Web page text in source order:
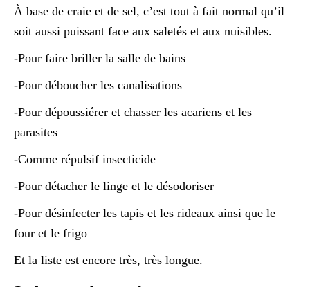
À base de craie et de sel, c’est tout à fait normal qu’il
soit aussi puissant face aux saletés et aux nuisibles.
-Pour faire briller la salle de bains
-Pour déboucher les canalisations
-Pour dépoussiérer et chasser les acariens et les
parasites
-Comme répulsif insecticide
-Pour détacher le linge et le désodoriser
-Pour désinfecter les tapis et les rideaux ainsi que le
four et le frigo
Et la liste est encore très, très longue.